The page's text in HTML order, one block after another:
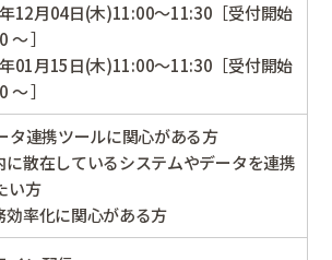
12月04日(木)11:00～11:30［受付開始
～ ］
01月15日(木)11:00～11:30［受付開始
～ ］
タ連携ツールに関心がある方
散在しているシステムやデータを連携
い方
率化に関心がある方